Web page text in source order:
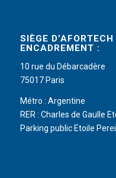
SIÈGE
ENCADREMENT :
10 rue du Débarcadère
75017 Paris
Métro : Argentine
RER : Charles de Gaulle
Parking public Etoile